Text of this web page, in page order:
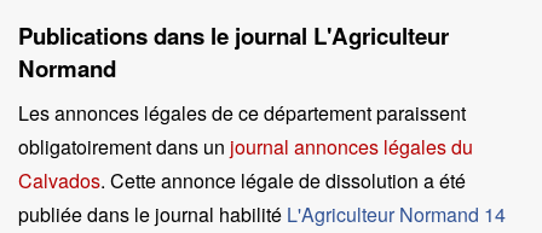
Publications dans le journal L'Agriculteur
Normand
Les annonces légales de ce département paraissent
obligatoirement dans un journal annonces légales du
Calvados. Cette annonce légale de dissolution a été
publiée dans le journal habilité L'Agriculteur Normand 14